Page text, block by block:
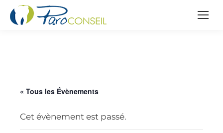
« Tous les Évènements
Cet évènement est passé.